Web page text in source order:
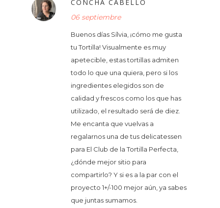
CONCHA CABELLO
06 septiembre
Buenos días Sílvia, ¡cómo me gusta
tu Tortilla! Visualmente es muy
apetecible, estas tortillas admiten
todo lo que una quiera, pero si los
ingredientes elegidos son de
calidad y frescos como los que has
utilizado, el resultado será de diez.
Me encanta que vuelvas a
regalarnos una de tus delicatessen
para El Club de la Tortilla Perfecta,
¿dónde mejor sitio para
compartirlo? Y si es a la par con el
proyecto 1+/-100 mejor aún, ya sabes
que juntas sumamos.